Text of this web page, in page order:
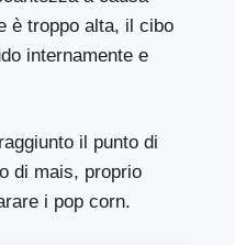
è troppo alta, il cibo
internamente e
il punto di
di mais, proprio
i pop corn.